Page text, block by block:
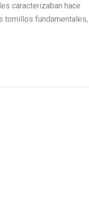
caracterizaban hace
tornillos